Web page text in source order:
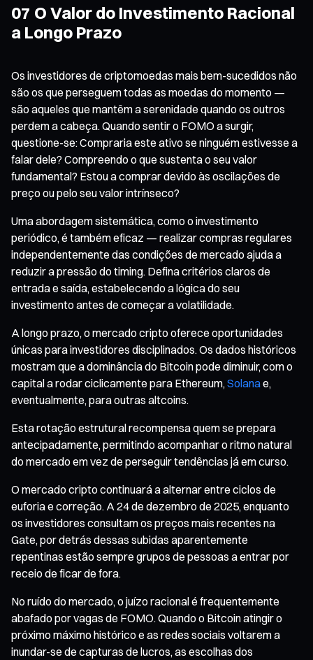
07 O Valor do Investimento Racional
a Longo Prazo
Os investidores de criptomoedas mais bem-sucedidos não
são os que perseguem todas as moedas do momento —
são aqueles que mantêm a serenidade quando os outros
perdem a cabeça. Quando sentir o FOMO a surgir,
questione-se: Compraria este ativo se ninguém estivesse a
falar dele? Compreendo o que sustenta o seu valor
fundamental? Estou a comprar devido às oscilações de
preço ou pelo seu valor intrínseco?
Uma abordagem sistemática, como o investimento
periódico, é também eficaz — realizar compras regulares
independentemente das condições de mercado ajuda a
reduzir a pressão do timing. Defina critérios claros de
entrada e saída, estabelecendo a lógica do seu
investimento antes de começar a volatilidade.
A longo prazo, o mercado cripto oferece oportunidades
únicas para investidores disciplinados. Os dados históricos
mostram que a dominância do Bitcoin pode diminuir, com o
capital a rodar ciclicamente para Ethereum, Solanae,
eventualmente, para outras altcoins.
Esta rotação estrutural recompensa quem se prepara
antecipadamente, permitindo acompanhar o ritmo natural
do mercado em vez de perseguir tendências já em curso.
O mercado cripto continuará a alternar entre ciclos de
euforia e correção. A 24 de dezembro de 2025, enquanto
os investidores consultam os preços mais recentes na
Gate, por detrás dessas subidas aparentemente
repentinas estão sempre grupos de pessoas a entrar por
receio de ficar de fora.
No ruído do mercado, o juízo racional é frequentemente
abafado por vagas de FOMO. Quando o Bitcoin atingir o
próximo máximo histórico e as redes sociais voltarem a
inundar-se de capturas de lucros, as escolhas dos